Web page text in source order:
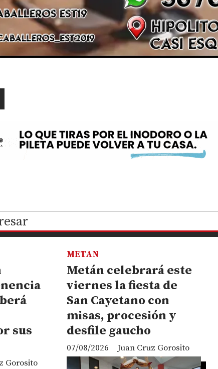
sus
Gorosito
Metán celebrará este
viernes la fiesta de
San Cayetano con
misas, procesión y
desfile gaucho
Juan Cruz Gorosito
METAN
07/08/2026